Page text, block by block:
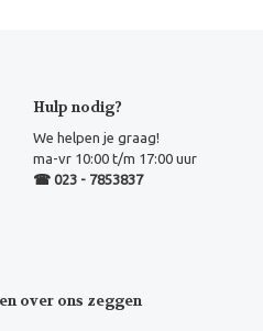
Hulp nodig?
We helpen je graag!
ma-vr 10:00 t/m 17:00 uur
☎ 023 - 7853837
over ons zeggen